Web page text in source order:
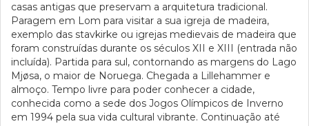
casas antigas que preservam a arquitetura tradicional.
Paragem em Lom para visitar a sua igreja de madeira,
exemplo das stavkirke ou igrejas medievais de madeira que
foram construídas durante os séculos XII e XIII (entrada não
incluída). Partida para sul, contornando as margens do Lago
Mjøsa, o maior de Noruega. Chegada a Lillehammer e
almoço. Tempo livre para poder conhecer a cidade,
conhecida como a sede dos Jogos Olímpicos de Inverno
em 1994 pela sua vida cultural vibrante. Continuação até